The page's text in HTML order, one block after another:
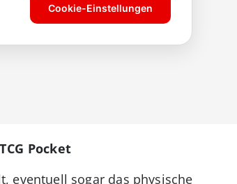
Pocket
eventuell sogar das physische